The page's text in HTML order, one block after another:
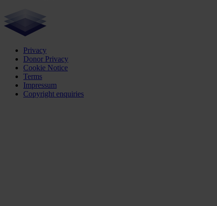
Privacy
Donor Privacy
Cookie Notice
Terms
Impressum
Copyright enquiries